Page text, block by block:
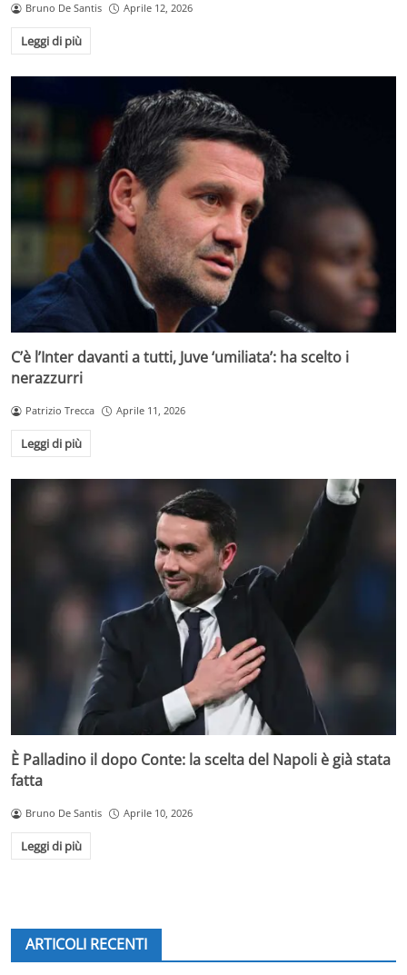
Bruno De Santis Aprile 12, 2026
Leggi di più
C’è l’Inter davanti a tutti, Juve ‘umiliata’: ha scelto i
nerazzurri
Patrizio Trecca Aprile 11, 2026
Leggi di più
È Palladino il dopo Conte: la scelta del Napoli è già stata
fatta
Bruno De Santis Aprile 10, 2026
Leggi di più
ARTICOLI RECENTI